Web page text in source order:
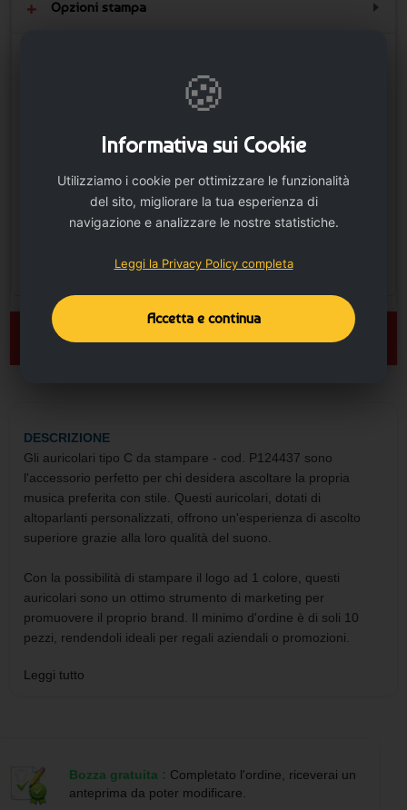
Opzioni stampa
🛒 AGGIUNGI AL CARRELLO
DESCRIZIONE
Gli auricolari tipo C da stampare - cod. P124437 sono
l'accessorio perfetto per chi desidera ascoltare la propria
musica preferita con stile. Questi auricolari, dotati di
altoparlanti personalizzati, offrono un'esperienza di ascolto
superiore grazie alla loro qualità del suono.
Con la possibilità di stampare il logo ad 1 colore, questi
auricolari sono un ottimo strumento di marketing per
promuovere il proprio brand. Il minimo d'ordine è di soli 10
pezzi, rendendoli ideali per regali aziendali o promozioni.
Grazie alla nostra partnership con Publygraph, è possibile
Le modalità di pagamento sono diverse, tra cui bonifico
Leggi tutto
Bozza gratuita : Completato l'ordine, riceverai un
anteprima da poter modificare.
🍪
Informativa sui Cookie
Utilizziamo i cookie per ottimizzare le funzionalità
del sito, migliorare la tua esperienza di
navigazione e analizzare le nostre statistiche.
Leggi la Privacy Policy completa
Accetta e continua